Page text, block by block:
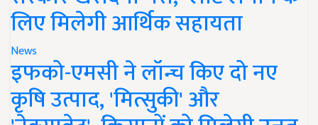
लिए मिलेगी आर्थिक सहायता
News
इफको-एमसी ने लॉन्च किए दो नए
कृषि उत्पाद, 'मित्सुकी' और